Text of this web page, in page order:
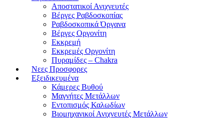
Αποστατικοί Ανιχνευτές
Βέργες Ραβδοσκοπίας
Ραβδοσκοπικά Όργανα
Βέργες Οργονίτη
Εκκρεμή
Εκκρεμές Οργονίτη
Πυραμίδες – Chakra
Νεες Προσφορες
Εξειδικευμένα
Κάμερες Βυθού
Μαγνήτες Μετάλλων
Εντοπισμός Καλωδίων
Βιομηχανικοί Ανιχνευτές Μετάλλων